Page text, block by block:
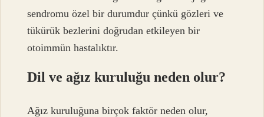
sendromu özel bir durumdur çünkü gözleri ve
tükürük bezlerini doğrudan etkileyen bir
otoimmün hastalıktır.
Dil ve ağız kuruluğu neden olur?
Ağız kuruluğuna birçok faktör neden olur,